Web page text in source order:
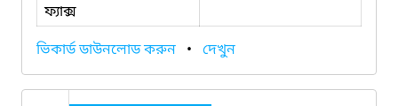
ফ্যাক্স
ভিকার্ড ডাউনলোড করুন • দেখুন